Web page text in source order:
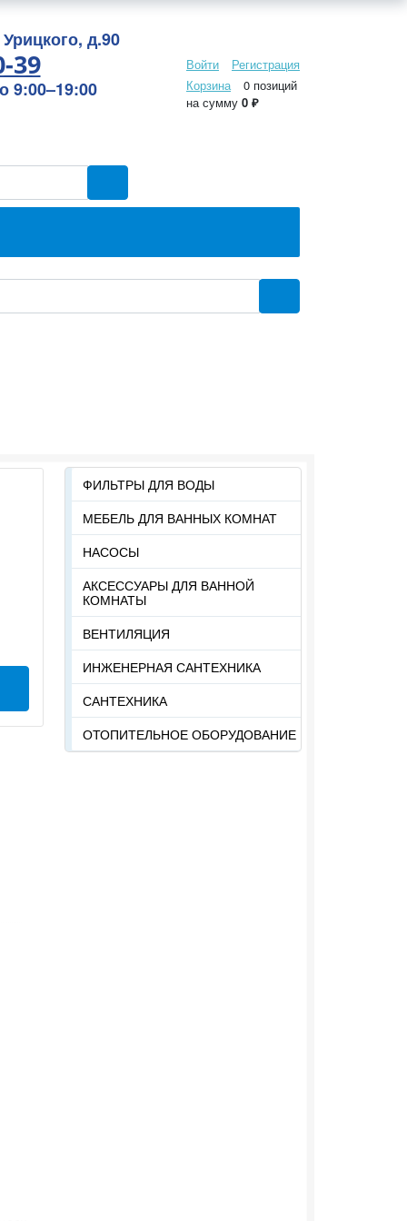
Войти
Регистрация
Корзина
0 позиций
на сумму 0 ₽
д.90
39
9:00–19:00
ФИЛЬТРЫ ДЛЯ ВОДЫ
МЕБЕЛЬ ДЛЯ ВАННЫХ КОМНАТ
НАСОСЫ
АКСЕССУАРЫ ДЛЯ ВАННОЙ
КОМНАТЫ
ВЕНТИЛЯЦИЯ
ИНЖЕНЕРНАЯ САНТЕХНИКА
САНТЕХНИКА
ОТОПИТЕЛЬНОЕ ОБОРУДОВАНИЕ